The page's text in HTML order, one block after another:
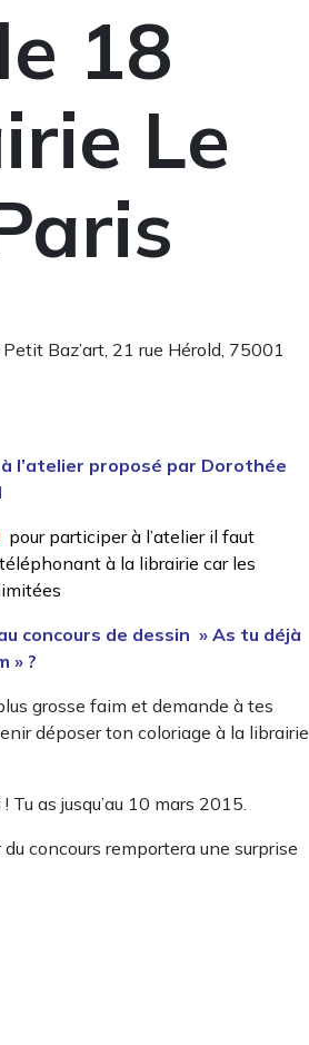
18
Le
Baz’art, 21 rue Hérold, 75001
l’atelier proposé par Dorothée
.
pour participer à l’atelier il faut
à la librairie car les
concours de dessin » As tu déjà
» ?
grosse faim et demande à tes
déposer ton coloriage à la librairie
Tu as jusqu’au 10 mars 2015.
du concours remportera une surprise